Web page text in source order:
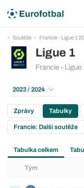
Soutěže Francie - Ligue 1
Ligue 1
Francie -
2023 / 2024
Zprávy Tabulky
Francie: Další soutěže
Tabulka celkem
Tým